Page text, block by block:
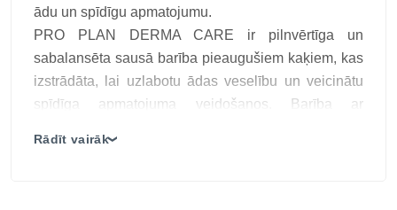
ādu un spīdīgu apmatojumu.
PRO PLAN DERMA CARE ir pilnvērtīga un
sabalansēta sausā barība pieaugušiem kaķiem, kas
izstrādāta, lai uzlabotu ādas veselību un veicinātu
spīdīga apmatojuma veidošanos. Barība ar
Rādīt vairāk❯